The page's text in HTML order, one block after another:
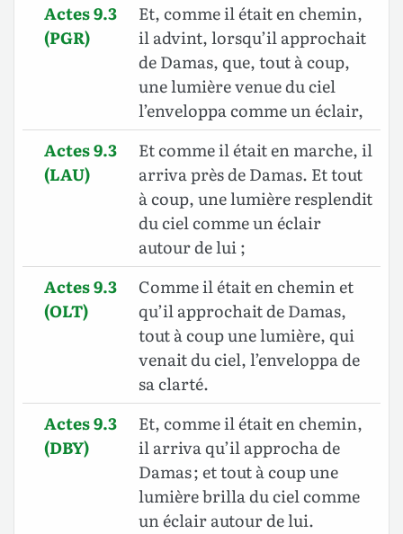
Actes 9.3
(PGR)
Et, comme il était en chemin,
il advint, lorsqu’il approchait
de Damas, que, tout à coup,
une lumière venue du ciel
l’enveloppa comme un éclair,
Actes 9.3
(LAU)
Et comme il était en marche, il
arriva près de Damas. Et tout
à coup, une lumière resplendit
du ciel comme un éclair
autour de lui ;
Actes 9.3
(OLT)
Comme il était en chemin et
qu’il approchait de Damas,
tout à coup une lumière, qui
venait du ciel, l’enveloppa de
sa clarté.
Actes 9.3
(DBY)
Et, comme il était en chemin,
il arriva qu’il approcha de
Damas ; et tout à coup une
lumière brilla du ciel comme
un éclair autour de lui.